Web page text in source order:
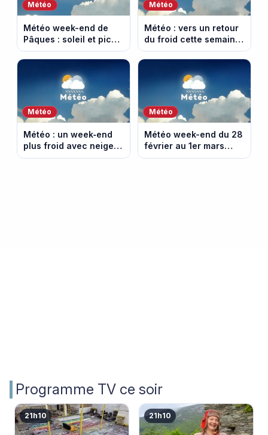
Météo
Météo week-end de
Pâques : soleil et pic
de douceur lundi
(vidéo)
Météo
Météo : vers un retour
du froid cette semaine
du 23 mars 2026
(vidéo)
Météo
Météo : un week‑end
plus froid avec neige
en montagne (14-15
Météo
Météo week-end du 28
février au 1er mars
2026 : prévisions
Programme TV ce soir
21h10 21h10